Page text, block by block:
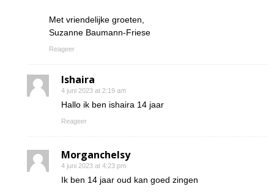
Met vriendelijke groeten,
Suzanne Baumann-Friese
Reageer
Ishaira
4 juni 2023 at 2:19 am
Hallo ik ben ishaira 14 jaar
Reageer
Morganchelsy
4 juni 2023 at 4:23 pm
Ik ben 14 jaar oud kan goed zingen